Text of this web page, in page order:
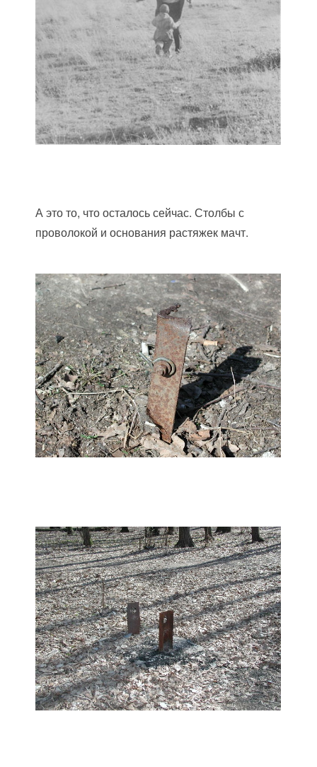
А это то, что осталось сейчас. Столбы с
проволокой и основания растяжек мачт.